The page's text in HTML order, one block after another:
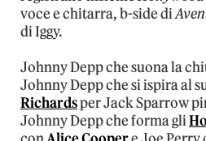
voce e chitarra, b-side di
di Iggy.
Johnny Depp che suona la
Johnny Depp che si ispira al
Richardsper Jack Sparrow
Johnny Depp che forma gli